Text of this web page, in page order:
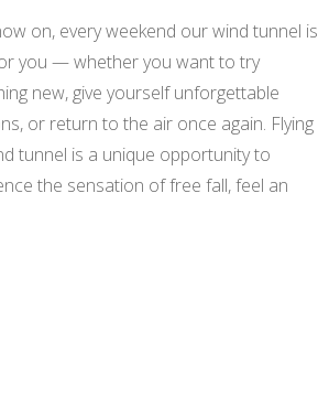
on, every weekend our wind tunnel is
you — whether you want to try
new, give yourself unforgettable
or return to the air once again. Flying
tunnel is a unique opportunity to
the sensation of free fall, feel an